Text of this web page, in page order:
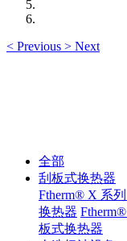
< Previous > Next
全部
刮板式换热器
Ftherm® X 系
换热器
板式换热器